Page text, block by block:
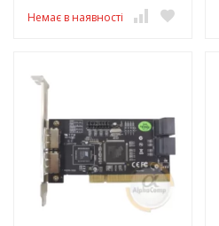
Немає в наявності